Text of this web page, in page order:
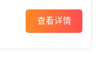
查看详情